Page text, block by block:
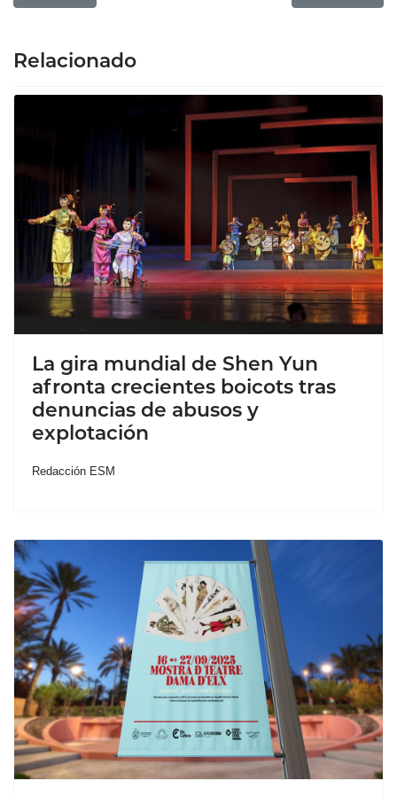
Relacionado
La gira mundial de Shen Yun
afronta crecientes boicots tras
denuncias de abusos y
explotación
Redacción ESM